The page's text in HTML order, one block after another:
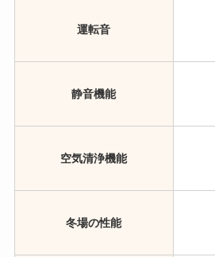
運転音
静音機能
空気清浄機能
冬場の性能